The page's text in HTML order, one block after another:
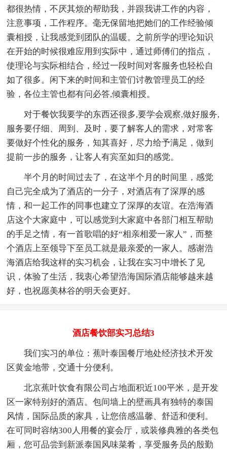
都很热情，不厌其烦的帮助我，并跟我讲工作的内容，
注意事项，工作程序。毫无保留地把她们的工作经验倾
囊相授，让我感觉到团队的温暖。之前所学的理论知识
在开始的时候很难应用到实际中，通过师傅们的指点，
使理论与实际相结合，经过一段时间对客服务也轻松自
如了很多。闲下来的时间和主管们讨教管理员工的经
验，各位主管也都有问必答,倾囊相授。
对于餐饮我要学的东西还很多,要学会观察,做好服务,
服务要仔细、周到、及时，要了解客人的需求，对常客
要做好个性化的服务，知其喜好，尽力给予满足，做到
提前一步的服务，让客人有宾至如归的感觉。
半个月的时间过去了，在这半个月的时间里，感觉
自己完全成为了酒店的一分子，对酒店有了深厚的感
情，和一起工作的同事也建立了深厚的友谊。在浩海酒
店这个大家庭中，可以感觉到大家庭中各部门相互帮助
的手足之情，有一首歌唱的好“相亲相爱一家人”，而整
个酒店上至领导下至员工就是最亲爱的一家人。感谢浩
海酒店给我这样的实习机会，让我在实习中增长了见
识，体验了生活，我衷心希望浩海国际酒店能够越来越
好，也祝愿美林谷的明天会更好。
酒店餐饮部实习总结3
我们实习的单位：蕉叶泰国餐厅地处经济技术开发
区黄金地带，交通十分便利。
北京蕉叶饮食有限公司占地面积近100平米，是开发
区一家特别好的酒店。包间墙上的壁画具有独特的泰国
风情，国际品质的家具，让您倍感温馨、舒适和便利。
在可同时容纳300人用餐的宴会厅，或装修典雅的各类包
厢，您可品尝到新派泰国风味菜肴，享受服务员的殷勤